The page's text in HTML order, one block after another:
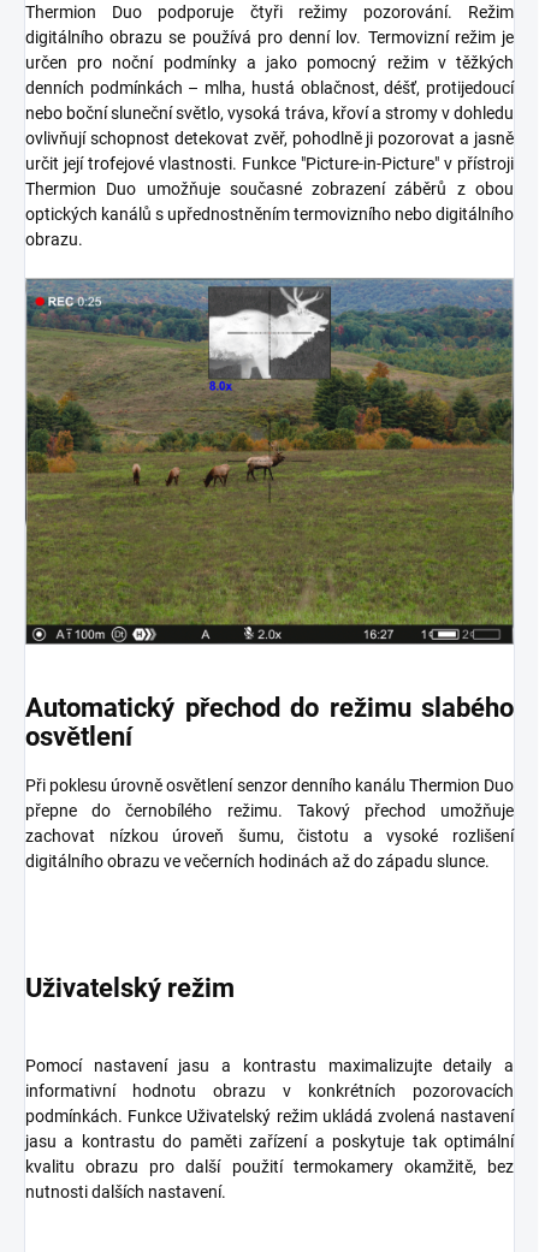
Thermion Duo podporuje čtyři režimy pozorování. Režim
digitálního obrazu se používá pro denní lov. Termovizní režim je
určen pro noční podmínky a jako pomocný režim v těžkých
denních podmínkách – mlha, hustá oblačnost, déšť, protijedoucí
nebo boční sluneční světlo, vysoká tráva, křoví a stromy v dohledu
ovlivňují schopnost detekovat zvěř, pohodlně ji pozorovat a jasně
určit její trofejové vlastnosti. Funkce "Picture-in-Picture" v přístroji
Thermion Duo umožňuje současné zobrazení záběrů z obou
optických kanálů s upřednostněním termovizního nebo digitálního
obrazu.
Automatický přechod do režimu slabého
osvětlení
Při poklesu úrovně osvětlení senzor denního kanálu Thermion Duo
přepne do černobílého režimu. Takový přechod umožňuje
zachovat nízkou úroveň šumu, čistotu a vysoké rozlišení
digitálního obrazu ve večerních hodinách až do západu slunce.
Uživatelský režim
Pomocí nastavení jasu a kontrastu maximalizujte detaily a
informativní hodnotu obrazu v konkrétních pozorovacích
podmínkách. Funkce Uživatelský režim ukládá zvolená nastavení
jasu a kontrastu do paměti zařízení a poskytuje tak optimální
kvalitu obrazu pro další použití termokamery okamžitě, bez
nutnosti dalších nastavení.